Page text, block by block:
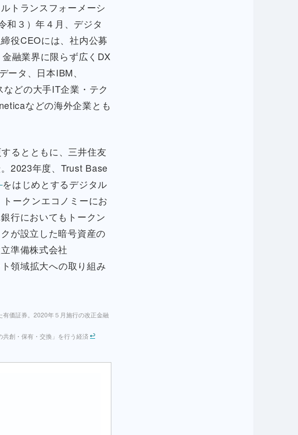
トランスフォーメーシ
和３）年４月、デジタ
役CEOには、社内公募
融業界に限らず広くDX
ータ、日本IBM、
どの大手IT企業・テク
などの海外企業とも
るとともに、三井住友
2023年度、Trust Base
をはじめとするデジタル
トークンエコノミーにお
行においてもトークン
が設立した暗号資産の
準備株式会社
領域拡大への取り組み
価証券。2020年５月施行の改正金融
創・保有・交換」を行う経済